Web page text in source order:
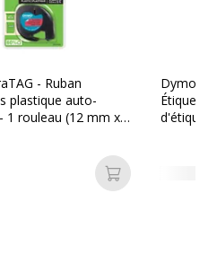
- Ruban
plastique auto-
1 rouleau (12 mm x
Ajouter au
Dymo